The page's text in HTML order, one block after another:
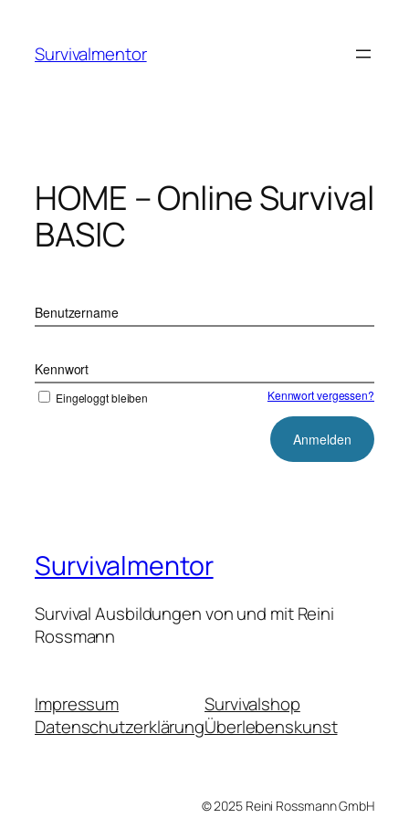
springen
Survivalmentor
HOME – Online Survival
BASIC
Benutzername
Kennwort
Eingeloggt bleiben Kennwort vergessen?
Survivalmentor
Survival Ausbildungen von und mit Reini
Rossmann
Impressum
Datenschutzerklärung
Survivalshop
Überlebenskunst
© 2025 Reini Rossmann GmbH